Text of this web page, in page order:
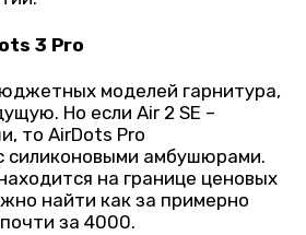
3 Pro
моделей гарнитура,
Но если Air 2 SE –
то AirDots Pro
силиконовыми амбушюрами.
на границе ценовых
найти как за примерно
за 4000.